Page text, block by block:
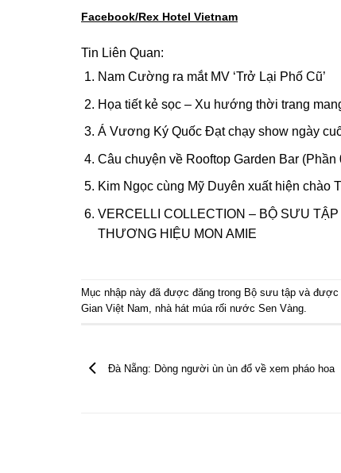
Facebook/Rex Hotel Vietnam
Tin Liên Quan:
Nam Cường ra mắt MV ‘Trở Lại Phố Cũ’
Họa tiết kẻ sọc – Xu hướng thời trang
Á Vương Ký Quốc Đạt chạy show ngày
Câu chuyện về Rooftop Garden Bar
Kim Ngọc cùng Mỹ Duyên xuất hiện chào
VERCELLI COLLECTION – BỘ SƯU
THƯƠNG HIỆU MON AMIE
Mục nhập này đã được đăng trong Bộ sưu tập và được
Gian Việt Nam, nhà hát múa rối nước Sen Vàng.
Đà Nẵng: Dòng người ùn ùn đổ về xem pháo hoa